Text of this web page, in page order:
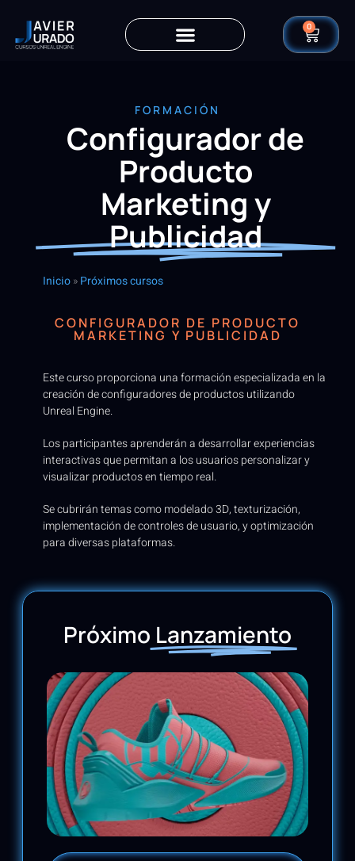
0
FORMACIÓN
Configurador de
Producto
Marketing y
Publicidad
Inicio»Próximos cursos
CONFIGURADOR DE PRODUCTO
MARKETING Y PUBLICIDAD
Este curso proporciona una formación especializada en la
creación de configuradores de productos utilizando
Unreal Engine.
Los participantes aprenderán a desarrollar experiencias
interactivas que permitan a los usuarios personalizar y
visualizar productos en tiempo real.
Se cubrirán temas como modelado 3D, texturización,
implementación de controles de usuario, y optimización
para diversas plataformas.
Próximo Lanzamiento